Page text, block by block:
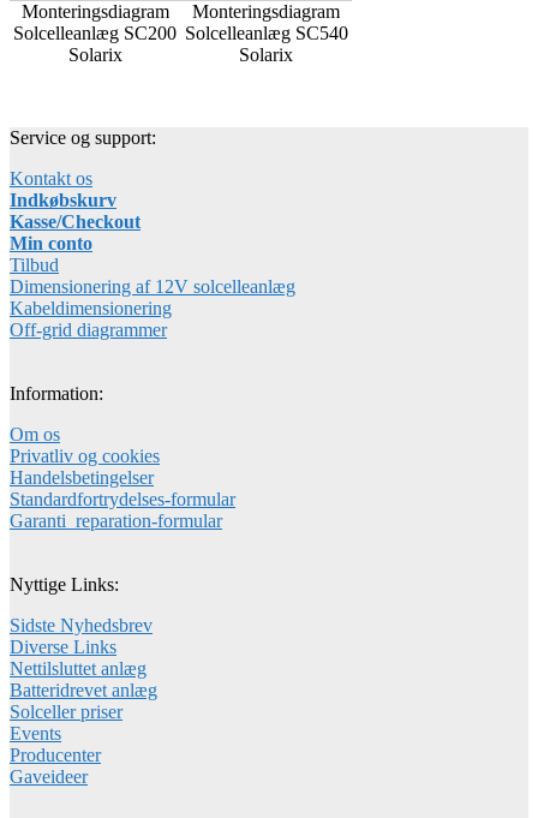
Monteringsdiagram
Solcelleanlæg SC200
Solarix
Monteringsdiagram
Solcelleanlæg SC540
Solarix
Service og support:
Kontakt os
Indkøbskurv
Kasse/Checkout
Min conto
Tilbud
Dimensionering af 12V solcelleanlæg
Kabeldimensionering
Off-grid diagrammer
Information:
Om os
Privatliv og cookies
Handelsbetingelser
Standardfortrydelses-formular
Garanti_reparation-formular
Nyttige Links:
Sidste Nyhedsbrev
Diverse Links
Nettilsluttet anlæg
Batteridrevet anlæg
Solceller priser
Events
Producenter
Gaveideer